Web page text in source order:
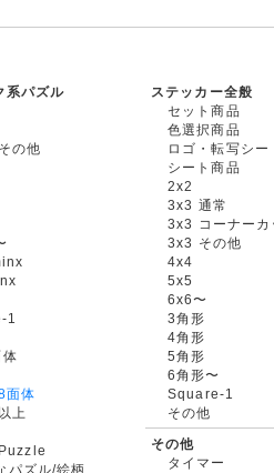
系パズル
の他
1
面体
上
パズル/絵柄
ステッカー全般
セット商品
色選択商品
ロゴ・転写シー
シート商品
2x2
3x3 通常
3x3 コーナーカ
3x3 その他
4x4
5x5
6x6〜
3角形
4角形
5角形
6角形〜
Square-1
その他
その他
タイマー